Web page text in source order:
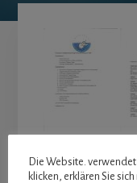
Die Website.
klicken, erklären Sie